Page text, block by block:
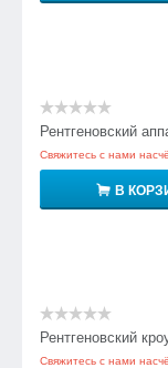
Рентгеновский
Свяжитесь с нами
В
Рентгеновский
Свяжитесь с нами